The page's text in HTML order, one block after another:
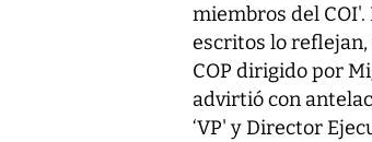
miembros del COI'.
escritos lo
COP dirigido por
advirtió con
‘VP' y Director